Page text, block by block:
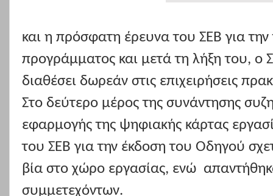
και η πρόσφατη έρευνα του ΣΕΒ για την
προγράμματος και μετά τη λήξη του, ο
διαθέσει δωρεάν στις επιχειρήσεις
Στο δεύτερο μέρος της συνάντησης
εφαρμογής της ψηφιακής κάρτας
του ΣΕΒ για την έκδοση του Οδηγού
βία στο χώρο εργασίας, ενώ
συμμετεχόντων.